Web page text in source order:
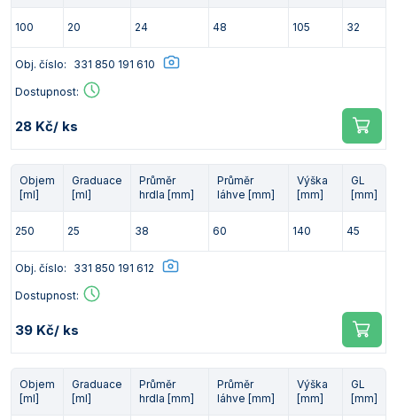
100 20 24 48 105 32
Obj. číslo: 331 850 191 610
Dostupnost:
28 Kč/ ks
Objem
[ml]
Graduace
[ml]
Průměr
hrdla [mm]
Průměr
láhve [mm]
Výška
[mm]
GL
[mm]
250 25 38 60 140 45
Obj. číslo: 331 850 191 612
Dostupnost:
39 Kč/ ks
Objem
[ml]
Graduace
[ml]
Průměr
hrdla [mm]
Průměr
láhve [mm]
Výška
[mm]
GL
[mm]